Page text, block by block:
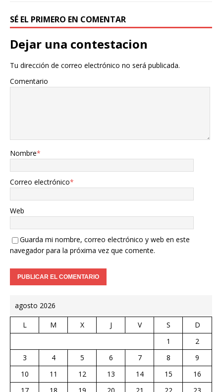
SÉ EL PRIMERO EN COMENTAR
Dejar una contestacion
Tu dirección de correo electrónico no será publicada.
Comentario
Nombre*
Correo electrónico*
Web
Guarda mi nombre, correo electrónico y web en este
navegador para la próxima vez que comente.
agosto 2026
L M X J V S
D
1
2
3
4 5 6 7 8
9
10
11 12 13 14 15
16